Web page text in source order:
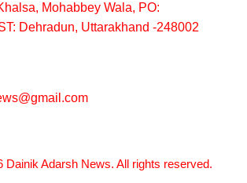
Mohabbey Wala, PO:
Dehradun, Uttarakhand -248002
Dainik Adarsh News. All rights reserved.